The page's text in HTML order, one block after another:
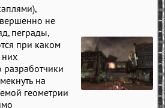
не
пеграды,
при каком
разработчики
на
геометрии